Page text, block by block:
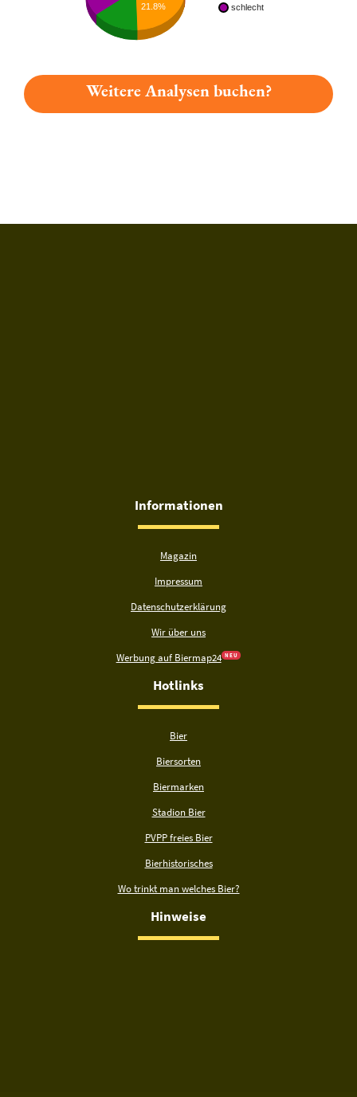
schlecht
21.8%
Weitere Analysen buchen?
Informationen
Magazin
Impressum
Datenschutzerklärung
Wir über uns
Werbung auf Biermap24 N E U
Hotlinks
Bier
Biersorten
Biermarken
Stadion Bier
PVPP freies Bier
Bierhistorisches
Wo trinkt man welches Bier?
Hinweise